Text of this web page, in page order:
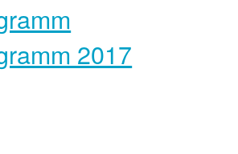
2017